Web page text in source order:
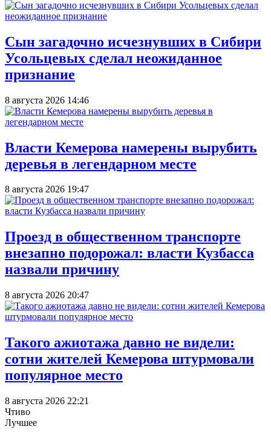
Сын загадочно исчезнувших в Сибири
Усольцевых сделал неожиданное
признание
8 августа 2026 14:46
Власти Кемерова намерены вырубить
деревья в легендарном месте
8 августа 2026 19:47
Проезд в общественном транспорте
внезапно подорожал: власти Кузбасса
назвали причину
8 августа 2026 20:47
Такого ажиотажа давно не видели:
сотни жителей Кемерова штурмовали
популярное место
8 августа 2026 22:21
Чтиво
Лучшее